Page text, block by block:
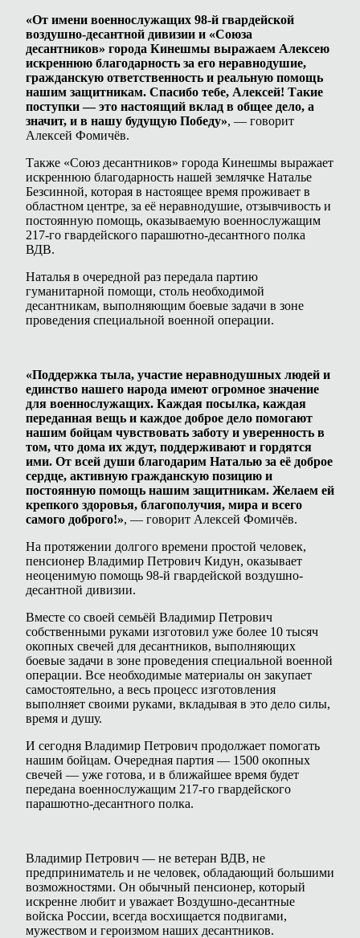
«От имени военнослужащих 98-й гвардейской
воздушно-десантной дивизии и «Союза
десантников» города Кинешмы выражаем Алексею
искреннюю благодарность за его неравнодушие,
гражданскую ответственность и реальную помощь
нашим защитникам. Спасибо тебе, Алексей! Такие
поступки — это настоящий вклад в общее дело, а
значит, и в нашу будущую Победу», — говорит
Алексей Фомичёв.
Также «Союз десантников» города Кинешмы выражает
искреннюю благодарность нашей землячке Наталье
Безсинной, которая в настоящее время проживает в
областном центре, за её неравнодушие, отзывчивость и
постоянную помощь, оказываемую военнослужащим
217-го гвардейского парашютно-десантного полка
ВДВ.
Наталья в очередной раз передала партию
гуманитарной помощи, столь необходимой
десантникам, выполняющим боевые задачи в зоне
проведения специальной военной операции.
«Поддержка тыла, участие неравнодушных людей и
единство нашего народа имеют огромное значение
для военнослужащих. Каждая посылка, каждая
переданная вещь и каждое доброе дело помогают
нашим бойцам чувствовать заботу и уверенность в
том, что дома их ждут, поддерживают и гордятся
ими. От всей души благодарим Наталью за её доброе
сердце, активную гражданскую позицию и
постоянную помощь нашим защитникам. Желаем ей
крепкого здоровья, благополучия, мира и всего
самого доброго!», — говорит Алексей Фомичёв.
На протяжении долгого времени простой человек,
пенсионер Владимир Петрович Кидун, оказывает
неоценимую помощь 98-й гвардейской воздушно-
десантной дивизии.
Вместе со своей семьёй Владимир Петрович
собственными руками изготовил уже более 10 тысяч
окопных свечей для десантников, выполняющих
боевые задачи в зоне проведения специальной военной
операции. Все необходимые материалы он закупает
самостоятельно, а весь процесс изготовления
выполняет своими руками, вкладывая в это дело силы,
время и душу.
И сегодня Владимир Петрович продолжает помогать
нашим бойцам. Очередная партия — 1500 окопных
свечей — уже готова, и в ближайшее время будет
передана военнослужащим 217-го гвардейского
парашютно-десантного полка.
Владимир Петрович — не ветеран ВДВ, не
предприниматель и не человек, обладающий большими
возможностями. Он обычный пенсионер, который
искренне любит и уважает Воздушно-десантные
войска России, всегда восхищается подвигами,
мужеством и героизмом наших десантников.